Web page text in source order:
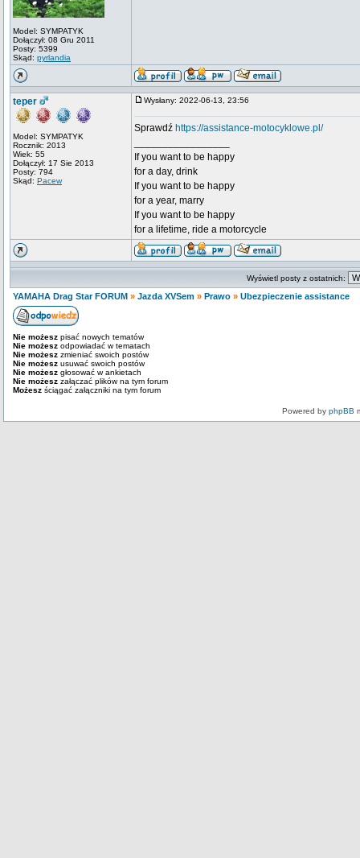
Model: SYMPATYK
Dołączył: 08 Gru 2011
Posty: 5399
Skąd: pyrlandia
teper
Model: SYMPATYK
Rocznik: 2013
Wiek: 55
Dołączył: 17 Sie 2013
Posty: 794
Skąd: Pacew
Wysłany: 2022-06-13, 23:56
Sprawdź https://assistance-motocyklowe.pl/
If you want to be happy
for a day, drink
If you want to be happy
for a year, marry
If you want to be happy
for a lifetime, ride a motorcycle
Wyświetl posty z ostatnich:
YAMAHA Drag Star FORUM » Jazda XVSem » Prawo » Ubezpieczenie assistance
Nie możesz pisać nowych tematów
Nie możesz odpowiadać w tematach
Nie możesz zmieniać swoich postów
Nie możesz usuwać swoich postów
Nie możesz głosować w ankietach
Nie możesz załączać plików na tym forum
Możesz ściągać załączniki na tym forum
Powered by phpBB